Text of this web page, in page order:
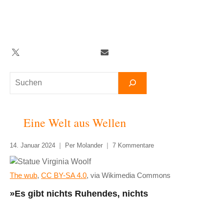
Suchen
Twitter TelegramNewsletter
Eine Welt aus Wellen
14. Januar 2024 Per Molander 7 Kommentare
The wub, CC BY-SA 4.0, via Wikimedia Commons
»Es gibt nichts Ruhendes, nichts